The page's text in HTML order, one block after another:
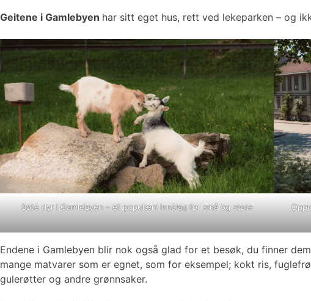
Geitene i Gamlebyen har sitt eget hus, rett ved lekeparken – og
Søte dyr i Gamlebyen – et populært innslag for små og store
Endene i Gamlebyen blir nok også glad for et besøk, du finner
mange matvarer som er egnet, som for eksempel; kokt ris,
gulerøtter og andre grønnsaker.